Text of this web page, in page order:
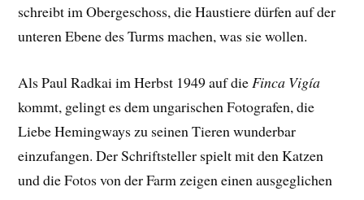
schreibt im Obergeschoss, die Haustiere dürfen auf der
unteren Ebene des Turms machen, was sie wollen.
Als Paul Radkai im Herbst 1949 auf die Finca Vigía
kommt, gelingt es dem ungarischen Fotografen, die
Liebe Hemingways zu seinen Tieren wunderbar
einzufangen. DerSchriftsteller spielt mit den Katzen
und die Fotos von der Farm zeigen einen ausgeglichen